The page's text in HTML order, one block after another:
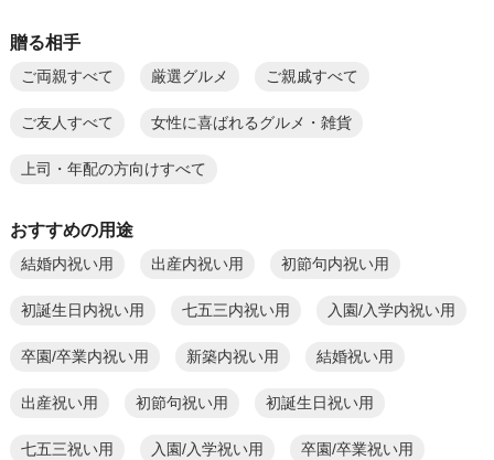
贈る相手
ご両親すべて 厳選グルメ ご親戚すべて
ご友人すべて 女性に喜ばれるグルメ・雑貨
上司・年配の方向けすべて
おすすめの用途
結婚内祝い用 出産内祝い用 初節句内祝い用
初誕生日内祝い用 七五三内祝い用 入園/入学内祝い用
卒園/卒業内祝い用 新築内祝い用 結婚祝い用
出産祝い用 初節句祝い用 初誕生日祝い用
七五三祝い用 入園/入学祝い用 卒園/卒業祝い用